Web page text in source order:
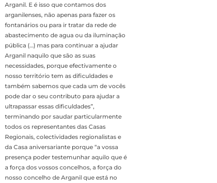
Arganil. E é isso que contamos dos
arganilenses, não apenas para fazer os
fontanários ou para ir tratar da rede de
abastecimento de agua ou da iluminação
pública (…) mas para continuar a ajudar
Arganil naquilo que são as suas
necessidades, porque efectivamente o
nosso território tem as dificuldades e
também sabemos que cada um de vocês
pode dar o seu contributo para ajudar a
ultrapassar essas dificuldades”,
terminando por saudar particularmente
todos os representantes das Casas
Regionais, colectividades regionalistas e
da Casa aniversariante porque “a vossa
presença poder testemunhar aquilo que é
a força dos vossos concelhos, a força do
nosso concelho de Arganil que está no